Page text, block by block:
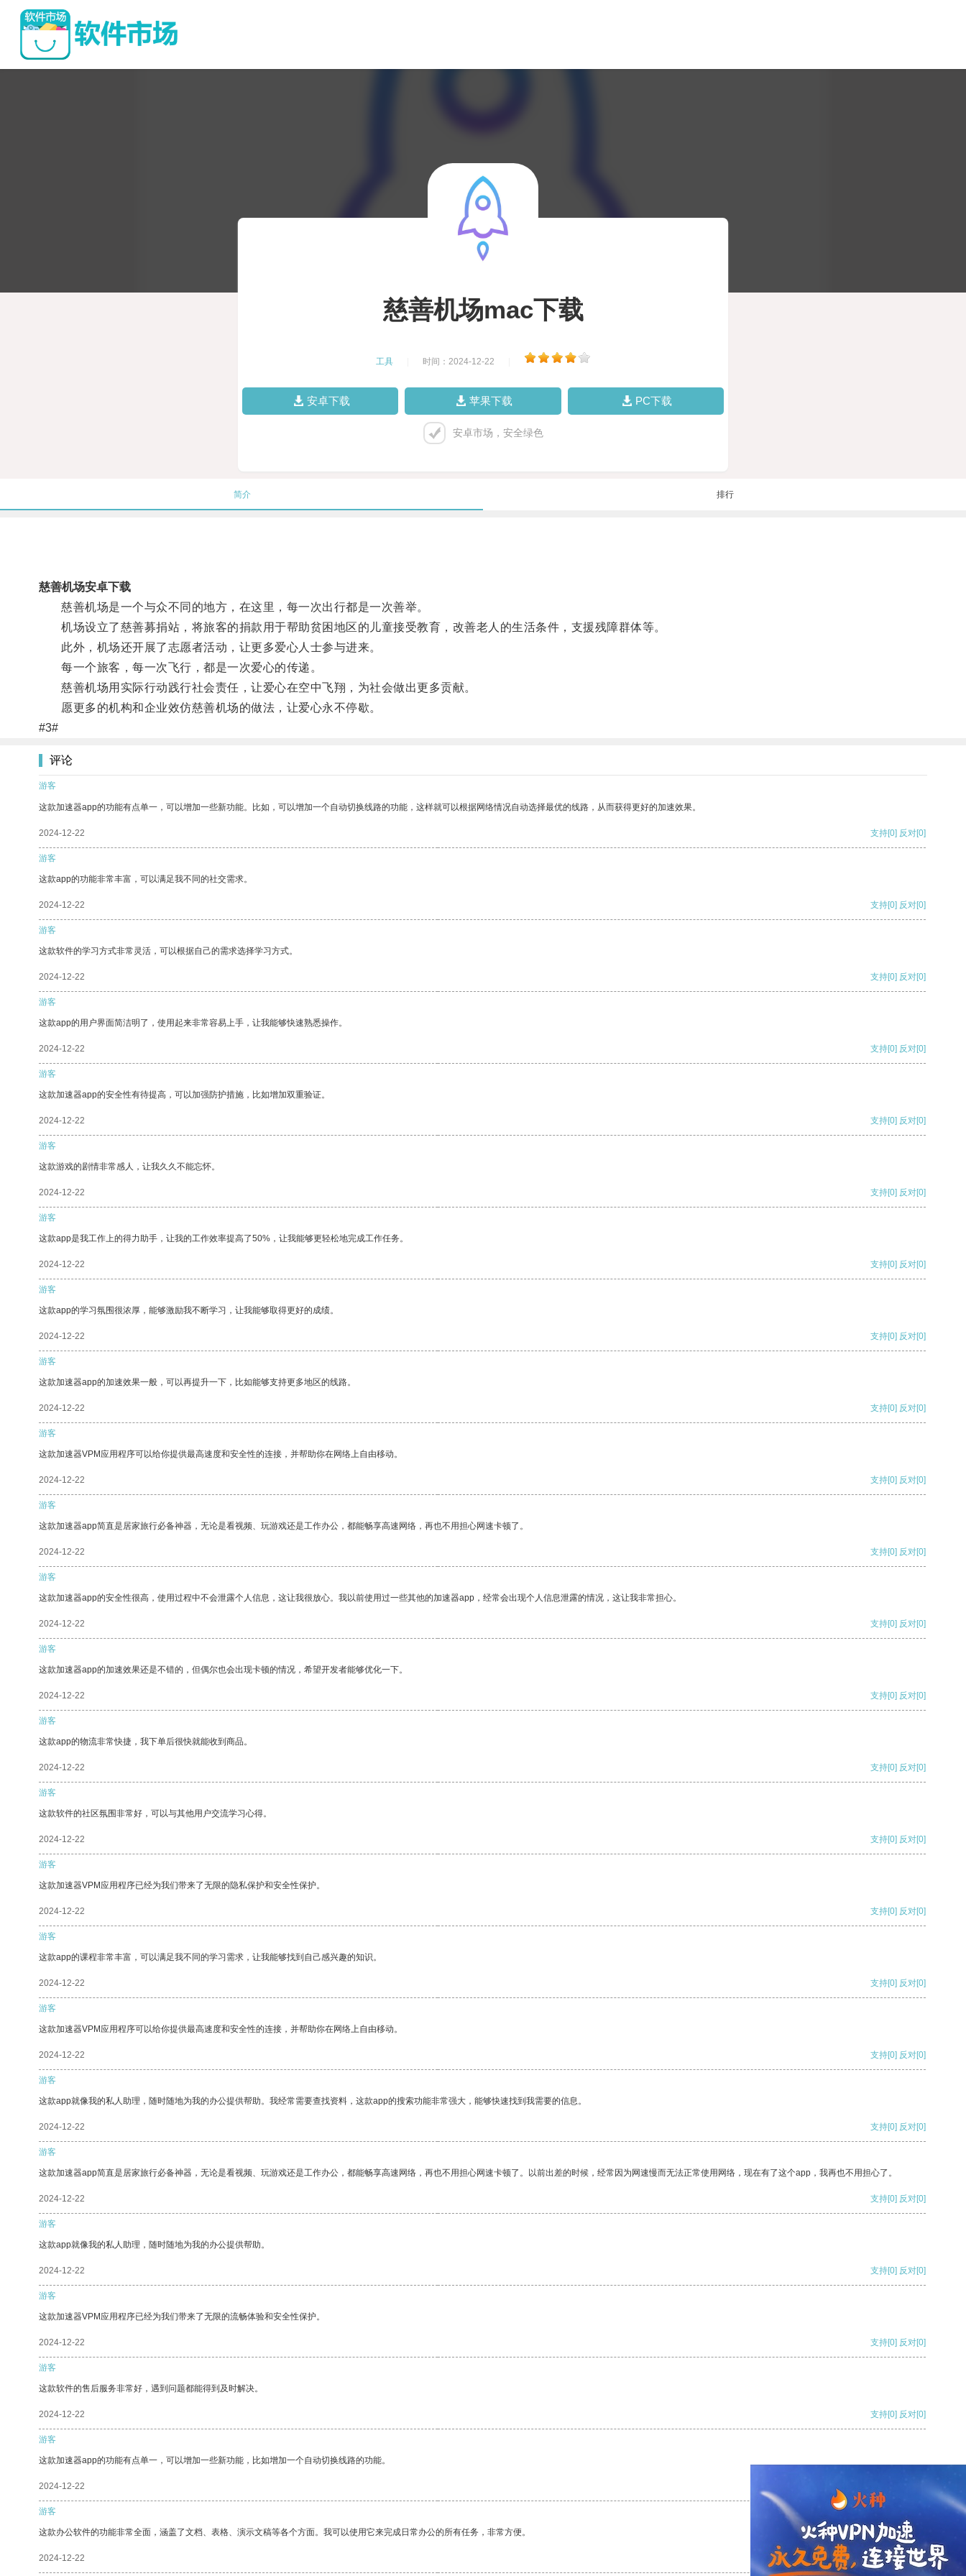
慈善机场mac下载
工具 时间：2024-12-22
安卓下载 苹果下载 PC下载
安卓市场，安全绿色
简介 排行
慈善机场安卓下载
慈善机场是一个与众不同的地方，在这里，每一次出行都是一次善举。
机场设立了慈善募捐站，将旅客的捐款用于帮助贫困地区的儿童接受教育，改善老人的生活条件，支援残障群体等。
此外，机场还开展了志愿者活动，让更多爱心人士参与进来。
每一个旅客，每一次飞行，都是一次爱心的传递。
慈善机场用实际行动践行社会责任，让爱心在空中飞翔，为社会做出更多贡献。
愿更多的机构和企业效仿慈善机场的做法，让爱心永不停歇。
#3#
评论
游客
这款加速器app的功能有点单一，可以增加一些新功能。比如，可以增加一个自动切换线路的功能，这样就可以根据网络情况自动选择最优的线路，从而获得更好的加速效果。
2024-12-22 支持[0] 反对[0]
游客
这款app的功能非常丰富，可以满足我不同的社交需求。
2024-12-22 支持[0] 反对[0]
游客
这款软件的学习方式非常灵活，可以根据自己的需求选择学习方式。
2024-12-22 支持[0] 反对[0]
游客
这款app的用户界面简洁明了，使用起来非常容易上手，让我能够快速熟悉操作。
2024-12-22 支持[0] 反对[0]
游客
这款加速器app的安全性有待提高，可以加强防护措施，比如增加双重验证。
2024-12-22 支持[0] 反对[0]
游客
这款游戏的剧情非常感人，让我久久不能忘怀。
2024-12-22 支持[0] 反对[0]
游客
这款app是我工作上的得力助手，让我的工作效率提高了50%，让我能够更轻松地完成工作任务。
2024-12-22 支持[0] 反对[0]
游客
这款app的学习氛围很浓厚，能够激励我不断学习，让我能够取得更好的成绩。
2024-12-22 支持[0] 反对[0]
游客
这款加速器app的加速效果一般，可以再提升一下，比如能够支持更多地区的线路。
2024-12-22 支持[0] 反对[0]
游客
这款加速器VPM应用程序可以给你提供最高速度和安全性的连接，并帮助你在网络上自由移动。
2024-12-22 支持[0] 反对[0]
游客
这款加速器app简直是居家旅行必备神器，无论是看视频、玩游戏还是工作办公，都能畅享高速网络，再也不用担心网速卡顿了。
2024-12-22 支持[0] 反对[0]
游客
这款加速器app的安全性很高，使用过程中不会泄露个人信息，这让我很放心。我以前使用过一些其他的加速器app，经常会出现个人信息泄露的情况，这让我非常担心。
2024-12-22 支持[0] 反对[0]
游客
这款加速器app的加速效果还是不错的，但偶尔也会出现卡顿的情况，希望开发者能够优化一下。
2024-12-22 支持[0] 反对[0]
游客
这款app的物流非常快捷，我下单后很快就能收到商品。
2024-12-22 支持[0] 反对[0]
游客
这款软件的社区氛围非常好，可以与其他用户交流学习心得。
2024-12-22 支持[0] 反对[0]
游客
这款加速器VPM应用程序已经为我们带来了无限的隐私保护和安全性保护。
2024-12-22 支持[0] 反对[0]
游客
这款app的课程非常丰富，可以满足我不同的学习需求，让我能够找到自己感兴趣的知识。
2024-12-22 支持[0] 反对[0]
游客
这款加速器VPM应用程序可以给你提供最高速度和安全性的连接，并帮助你在网络上自由移动。
2024-12-22 支持[0] 反对[0]
游客
这款app就像我的私人助理，随时随地为我的办公提供帮助。我经常需要查找资料，这款app的搜索功能非常强大，能够快速找到我需要的信息。
2024-12-22 支持[0] 反对[0]
游客
这款加速器app简直是居家旅行必备神器，无论是看视频、玩游戏还是工作办公，都能畅享高速网络，再也不用担心网速卡顿了。以前出差的时候，经常因为网速慢而无法正常使用网络，现在有了这个app，我再也不用担心了。
2024-12-22 支持[0] 反对[0]
游客
这款app就像我的私人助理，随时随地为我的办公提供帮助。
2024-12-22 支持[0] 反对[0]
游客
这款加速器VPM应用程序已经为我们带来了无限的流畅体验和安全性保护。
2024-12-22 支持[0] 反对[0]
游客
这款软件的售后服务非常好，遇到问题都能得到及时解决。
2024-12-22 支持[0] 反对[0]
游客
这款加速器app的功能有点单一，可以增加一些新功能，比如增加一个自动切换线路的功能。
2024-12-22
游客
这款办公软件的功能非常全面，涵盖了文档、表格、演示文稿等各个方面。我可以使用它来完成日常办公的所有任务，非常方便。
2024-12-22 支持 [0] 反对[0]